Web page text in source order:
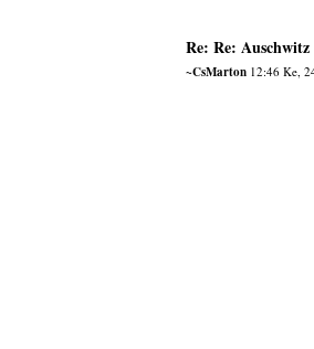
Re: Re: Auschwitz
~CsMarton12:46 Ke,